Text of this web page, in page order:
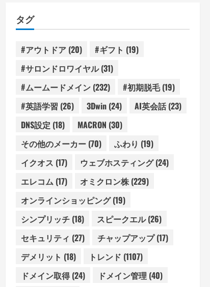
ー
タグ
#アウトドア(20) #ギフト (19)
#サロンドロワイヤル(31)
#ムームードメイン(232) #初期脱毛(19)
#英語学習 (26) 3Dwin(24) AI英会話(23)
DNS設定 (18) MACRON (30)
その他のメーカー(70) ふわり (19)
イクオス (17) ウェブホスティング(24)
エレコム(17) オミクロン株(229)
オンラインショッピング(19)
シンプリッチ(18) スピークエル(26)
セキュリティ (27) チャップアップ(17)
デメリット (18) トレンド (1107)
ドメイン取得(24) ドメイン管理 (40)